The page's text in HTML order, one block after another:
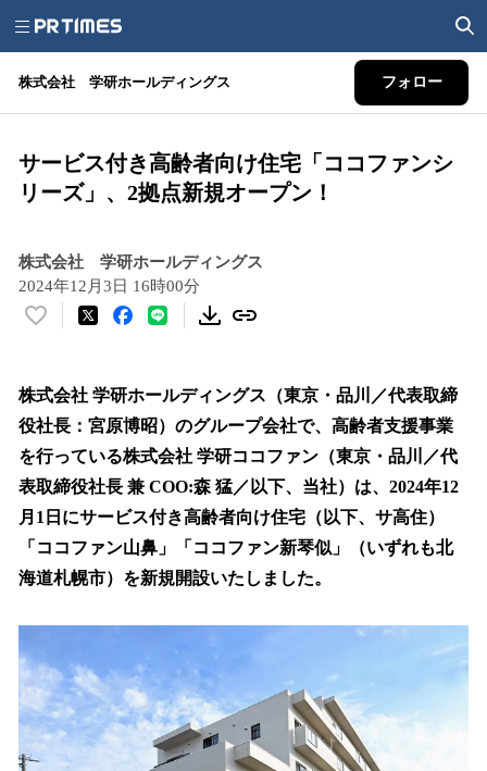
株式会社 学研ホールディングス フォロー
サービス付き⾼齢者向け住宅「ココファンシ
リーズ」、2拠点新規オープン！
株式会社 学研ホールディングス
2024年12月3日 16時00分
い
！
数
を
読
み
込
み
中
で
株式会社 学研ホールディングス（東京・品川／代表取締
役社⻑：宮原博昭）のグループ会社で、⾼齢者⽀援事業
を⾏っている株式会社 学研ココファン（東京・品川／代
表取締役社⻑ 兼 COO:森 猛／以下、当社）は、2024年12
⽉1⽇にサービス付き⾼齢者向け住宅（以下、サ⾼住）
「ココファン山鼻」「ココファン新琴似」（いずれも北
海道札幌市）を新規開設いたしました。